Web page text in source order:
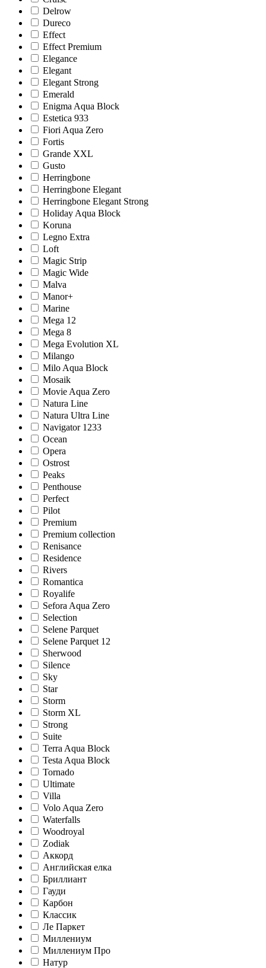
Delrow
Dureco
Effect
Effect Premium
Elegance
Elegant
Elegant Strong
Emerald
Enigma Aqua Block
Estetica 933
Fiori Aqua Zero
Fortis
Grande XXL
Gusto
Herringbone
Herringbone Elegant
Herringbone Elegant Strong
Holiday Aqua Block
Koruna
Legno Extra
Loft
Magic Strip
Magic Wide
Malva
Manor+
Marine
Mega 12
Mega 8
Mega Evolution XL
Milango
Milo Aqua Block
Mosaik
Movie Aqua Zero
Natura Line
Natura Ultra Line
Navigator 1233
Ocean
Opera
Ostrost
Peaks
Penthouse
Perfect
Pilot
Premium
Premium collection
Renisance
Residence
Rivers
Romantica
Royalife
Sefora Aqua Zero
Selection
Selene Parquet
Selene Parquet 12
Sherwood
Silence
Sky
Star
Storm
Storm XL
Strong
Suite
Terra Aqua Block
Testa Aqua Block
Tornado
Ultimate
Villa
Volo Aqua Zero
Waterfalls
Woodroyal
Zodiak
Аккорд
Английская елка
Бриллиант
Гауди
Карбон
Классик
Ле Паркет
Миллениум
Миллениум Про
Натур